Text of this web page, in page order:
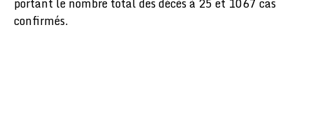
portant le nombre total des décès à 25 et 1067 cas
confirmés.